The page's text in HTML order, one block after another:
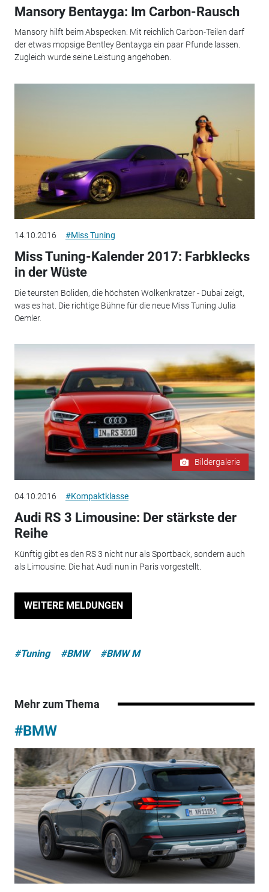
Mansory Bentayga: Im Carbon-Rausch
Mansory hilft beim Abspecken: Mit reichlich Carbon-Teilen darf
der etwas mopsige Bentley Bentayga ein paar Pfunde lassen.
Zugleich wurde seine Leistung angehoben.
14.10.2016 #Miss Tuning
Miss Tuning-Kalender 2017: Farbklecks
in der Wüste
Die teursten Boliden, die höchsten Wolkenkratzer - Dubai zeigt,
was es hat. Die richtige Bühne für die neue Miss Tuning Julia
Oemler.
Bildergalerie
04.10.2016 #Kompaktklasse
Audi RS 3 Limousine: Der stärkste der
Reihe
Künftig gibt es den RS 3 nicht nur als Sportback, sondern auch
als Limousine. Die hat Audi nun in Paris vorgestellt.
WEITERE MELDUNGEN
#Tuning #BMW #BMW M
Mehr zum Thema
#BMW